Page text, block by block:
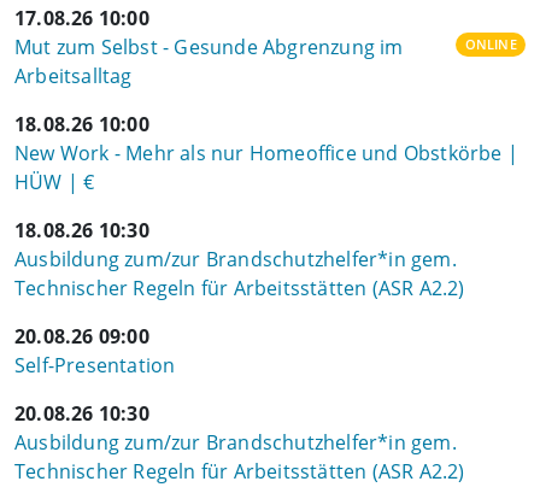
17.08.26 10:00
Mut zum Selbst - Gesunde Abgrenzung im
Arbeitsalltag
ONLINE
18.08.26 10:00
New Work - Mehr als nur Homeoffice und Obstkörbe |
HÜW | €
18.08.26 10:30
Ausbildung zum/zur Brandschutzhelfer*in gem.
Technischer Regeln für Arbeitsstätten (ASR A2.2)
20.08.26 09:00
Self-Presentation
20.08.26 10:30
Ausbildung zum/zur Brandschutzhelfer*in gem.
Technischer Regeln für Arbeitsstätten (ASR A2.2)